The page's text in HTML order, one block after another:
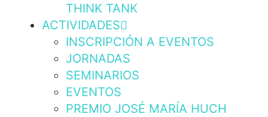
THINK TANK
ACTIVIDADES
INSCRIPCIÓN A EVENTOS
JORNADAS
SEMINARIOS
EVENTOS
PREMIO JOSÉ MARÍA HUCH